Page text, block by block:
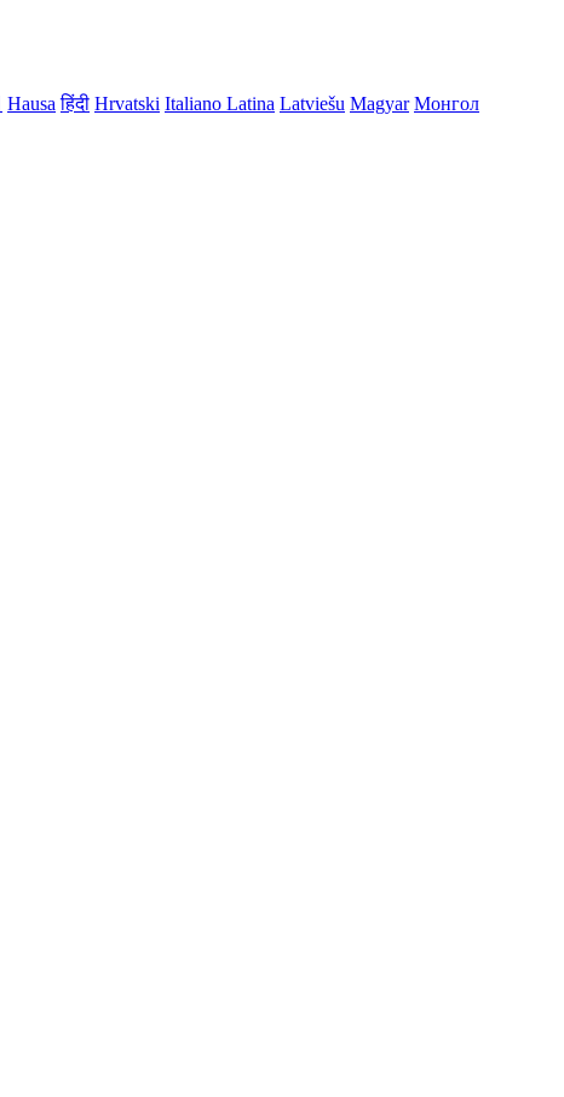
Hausa हिंदी Hrvatski Italiano Latina Latviešu Magyar Монгол